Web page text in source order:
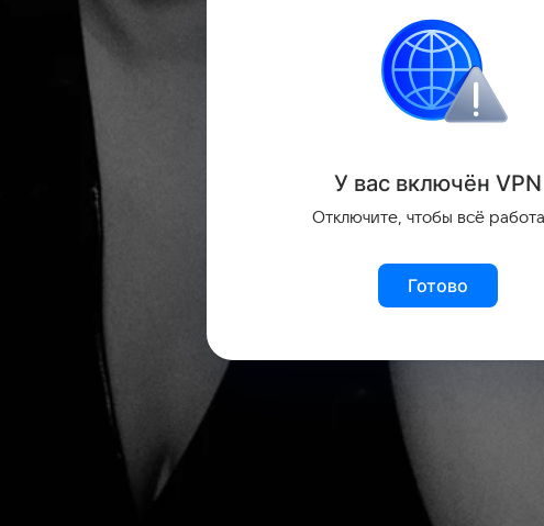
У вас включён VPN
Отключите, чтобы всё
Готово